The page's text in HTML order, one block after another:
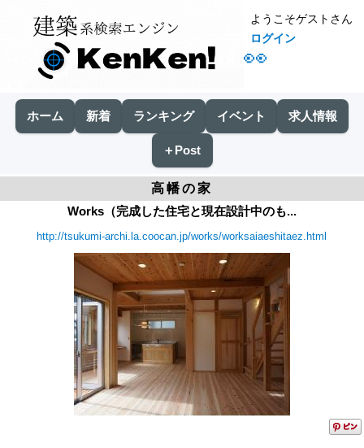
👀
ようこそゲストさん
ログイン
ホーム 新着 ランキング イベント 求人情報
＋Post
高幡の家
Works（完成した住宅と現在設計中のも...
http://tsukumi-archi.la.coocan.jp/works/worksaiaeshitaez.html